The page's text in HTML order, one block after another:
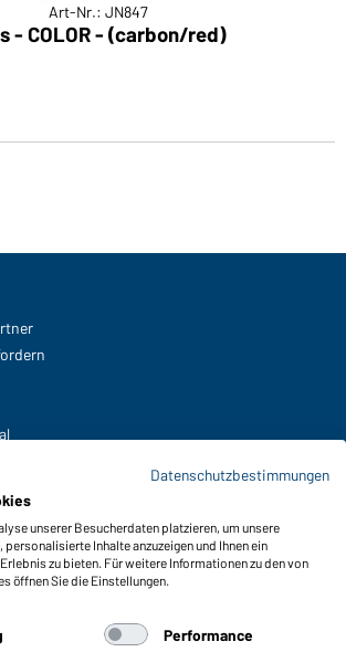
Art-Nr.: JN847
- COLOR - (carbon/red)
Datenschutzbestimmungen
unserer Besucherdaten platzieren, um unsere
Inhalte anzuzeigen und Ihnen ein
zu bieten. Für weitere Informationen zu den von
öffnen Sie die Einstellungen.
Performance